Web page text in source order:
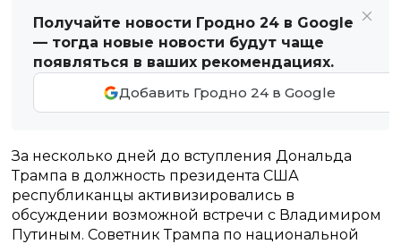
Получайте новости Гродно 24 в Google
— тогда новые новости будут чаще
появляться в ваших рекомендациях.
Добавить Гродно 24 в Google
За несколько дней до вступления Дональда
Трампа в должность президента США
республиканцы активизировались в
обсуждении возможной встречи с Владимиром
Путиным. Советник Трампа по национальной